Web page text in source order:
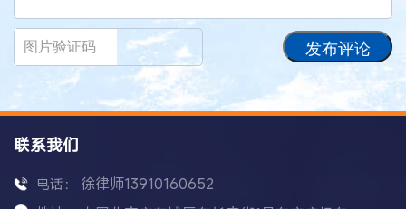
发布评论
联系我们
电话： 徐律师13910160652